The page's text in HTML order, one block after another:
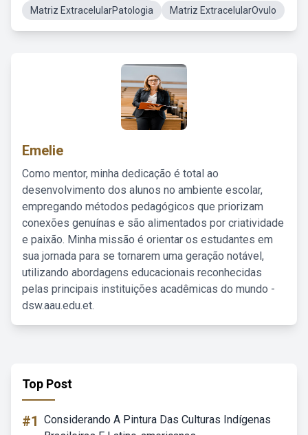
Matriz ExtracelularPatologia
Matriz ExtracelularOvulo
Emelie
Como mentor, minha dedicação é total ao
desenvolvimento dos alunos no ambiente escolar,
empregando métodos pedagógicos que priorizam
conexões genuínas e são alimentados por criatividade
e paixão. Minha missão é orientar os estudantes em
sua jornada para se tornarem uma geração notável,
utilizando abordagens educacionais reconhecidas
pelas principais instituições acadêmicas do mundo -
dsw.aau.edu.et.
Top Post
#1 Considerando A Pintura Das Culturas Indígenas